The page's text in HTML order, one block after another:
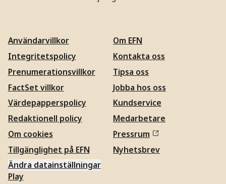
Användarvillkor
Integritetspolicy
Prenumerationsvillkor
FactSet villkor
Värdepapperspolicy
Redaktionell policy
Om cookies
Tillgänglighet på EFN
Ändra datainställningar
Om EFN
Kontakta oss
Tipsa oss
Jobba hos oss
Kundservice
Medarbetare
Pressrum
Nyhetsbrev
Play